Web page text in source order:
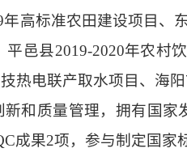
高标准农田建设项目、
邑县2019-2020年农村
热电联产取水项目、海
和质量管理，拥有国家
成果2项，参与制定国家